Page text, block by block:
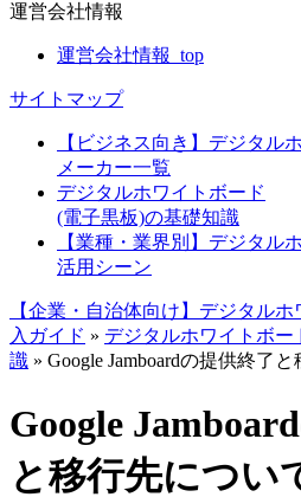
運営会社情報
運営会社情報_top
サイトマップ
【ビジネス向き】デジタル
メーカー一覧
デジタルホワイトボード
(電子黒板)の基礎知識
【業種・業界別】デジタル
活用シーン
【企業・自治体向け】デジタル
入ガイド » デジタルホワイトボー
識 » Google Jamboardの提供終了
Google
と移行先につい